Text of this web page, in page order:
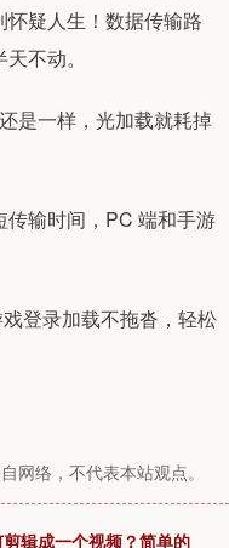
疑人生！数据传输路
不动。
是一样，光加载就耗掉
输时间，PC 端和手游
登录加载不拖沓，轻松
网络，不代表本站观点。
辑成一个视频？简单的